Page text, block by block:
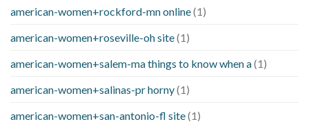
american-women+rockford-mn online(1)
american-women+roseville-oh site(1)
american-women+salem-ma things to know when a(1)
american-women+salinas-pr horny(1)
american-women+san-antonio-fl site(1)